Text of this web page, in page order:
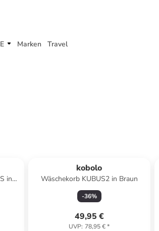
Marken Travel
in
kobolo
Wäschekorb KUBUS2 in Braun
-36%
49,95 €
UVP: 78,95 €*